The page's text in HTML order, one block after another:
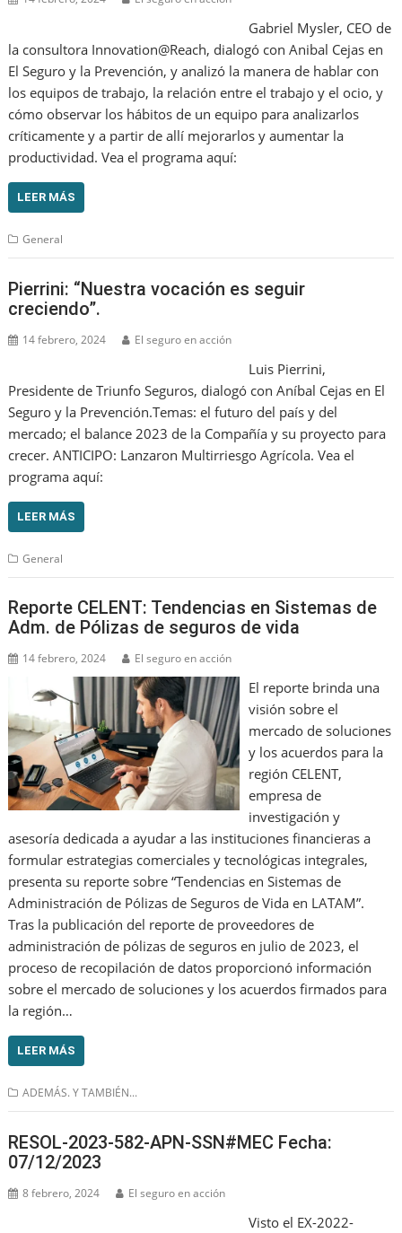
Gabriel Mysler, CEO de
la consultora Innovation@Reach, dialogó con Anibal Cejas en
El Seguro y la Prevención, y analizó la manera de hablar con
los equipos de trabajo, la relación entre el trabajo y el ocio, y
cómo observar los hábitos de un equipo para analizarlos
críticamente y a partir de allí mejorarlos y aumentar la
productividad. Vea el programa aquí:
LEER MÁS
General
Pierrini: “Nuestra vocación es seguir
creciendo”.
14 febrero, 2024 El seguro en acción
Luis Pierrini,
Presidente de Triunfo Seguros, dialogó con Aníbal Cejas en El
Seguro y la Prevención.Temas: el futuro del país y del
mercado; el balance 2023 de la Compañía y su proyecto para
crecer. ANTICIPO: Lanzaron Multirriesgo Agrícola. Vea el
programa aquí:
LEER MÁS
General
Reporte CELENT: Tendencias en Sistemas de
Adm. de Pólizas de seguros de vida
14 febrero, 2024 El seguro en acción
El reporte brinda una
visión sobre el
mercado de soluciones
y los acuerdos para la
región CELENT,
empresa de
investigación y
asesoría dedicada a ayudar a las instituciones financieras a
formular estrategias comerciales y tecnológicas integrales,
presenta su reporte sobre “Tendencias en Sistemas de
Administración de Pólizas de Seguros de Vida en LATAM”.
Tras la publicación del reporte de proveedores de
administración de pólizas de seguros en julio de 2023, el
proceso de recopilación de datos proporcionó información
sobre el mercado de soluciones y los acuerdos firmados para
la región…
LEER MÁS
ADEMÁS. Y TAMBIÉN...
RESOL-2023-582-APN-SSN#MEC Fecha:
07/12/2023
8 febrero, 2024 El seguro en acción
Visto el EX-2022-